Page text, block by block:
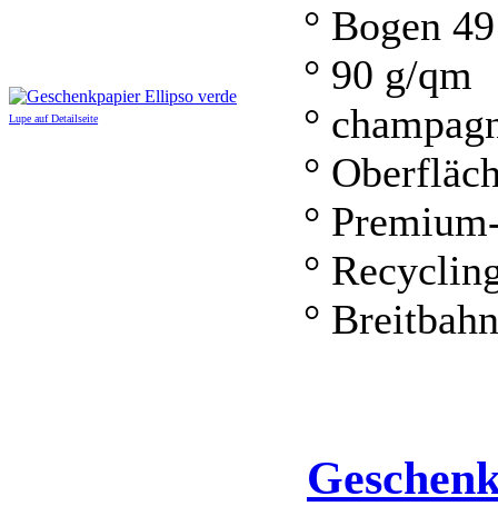
Lupe auf Detailseite
° Bogen
° 90 g/qm
°
°
°
°
° Breitbahn